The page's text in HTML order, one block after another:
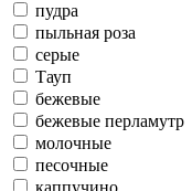
пудра
пыльная роза
серые
Тауп
бежевые
бежевые перламутр
молочные
песочные